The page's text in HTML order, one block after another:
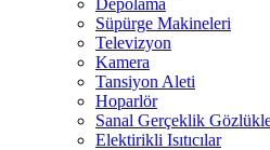
Süpürge Makineleri
Televizyon
Kamera
Tansiyon Aleti
Hoparlör
Sanal Gerçeklik
Elektirikli Isıtıcılar